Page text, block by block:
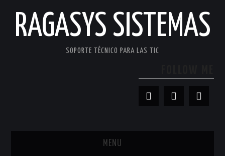
RAGASYS SISTEMAS
SOPORTE TÉCNICO PARA LAS TIC
MENU